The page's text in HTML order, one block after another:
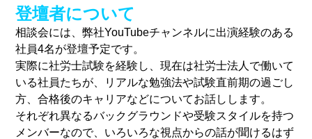
登壇者について
相談会には、弊社YouTubeチャンネルに出演経験のある
社員4名が登壇予定です。
実際に社労士試験を経験し、現在は社労士法人で働いて
いる社員たちが、リアルな勉強法や試験直前期の過ごし
方、合格後のキャリアなどについてお話しします。
それぞれ異なるバックグラウンドや受験スタイルを持つ
メンバーなので、いろいろな視点からの話が聞けるはず